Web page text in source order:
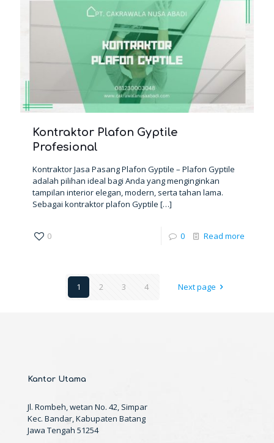
Kontraktor Plafon Gyptile
Profesional
Kontraktor Jasa Pasang Plafon Gyptile – Plafon Gyptile
adalah pilihan ideal bagi Anda yang menginginkan
tampilan interior elegan, modern, serta tahan lama.
Sebagai kontraktor plafon Gyptile […]
0 0 Read more
1 2 3 4 Next page
Kantor Utama
Jl. Rombeh, wetan No. 42, Simpar
Kec. Bandar, Kabupaten Batang
Jawa Tengah 51254